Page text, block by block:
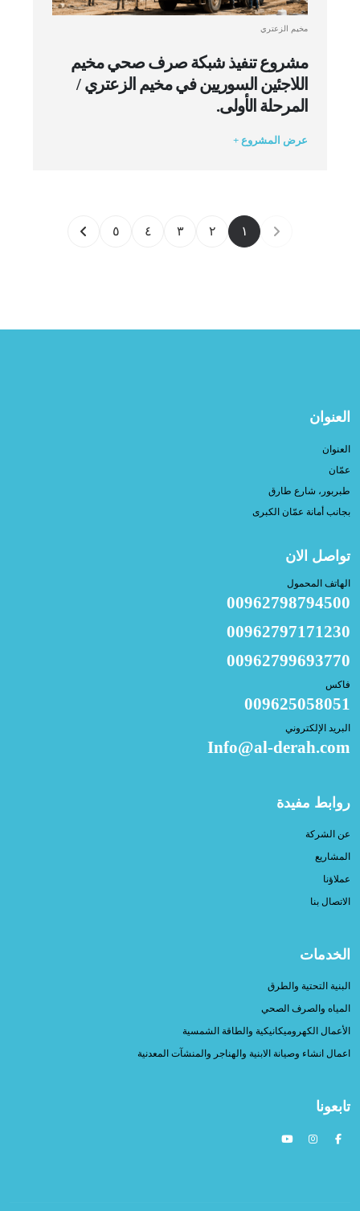
مخيم الزعتري
مشروع تنفيذ شبكة صرف صحي مخيم
اللاجئين السوريين في مخيم الزعتري /
المرحلة الأولى.
عرض المشروع +
١ ٢ ٣ ٤ ٥
العنوان
العنوان
عمّان
طبربور، شارع طارق
بجانب أمانة عمّان الكبرى
تواصل الان
الهاتف المحمول
00962798794500
00962797171230
00962799693770
فاكس
009625058051
البريد الإلكتروني
Info@al-derah.com
روابط مفيدة
عن الشركة
المشاريع
عملاؤنا
الاتصال بنا
الخدمات
البنية التحتية والطرق
المياه والصرف الصحي
الأعمال الكهروميكانيكية والطاقة الشمسية
اعمال انشاء وصيانة الابنية والهناجر والمنشآت المعدنية
تابعونا